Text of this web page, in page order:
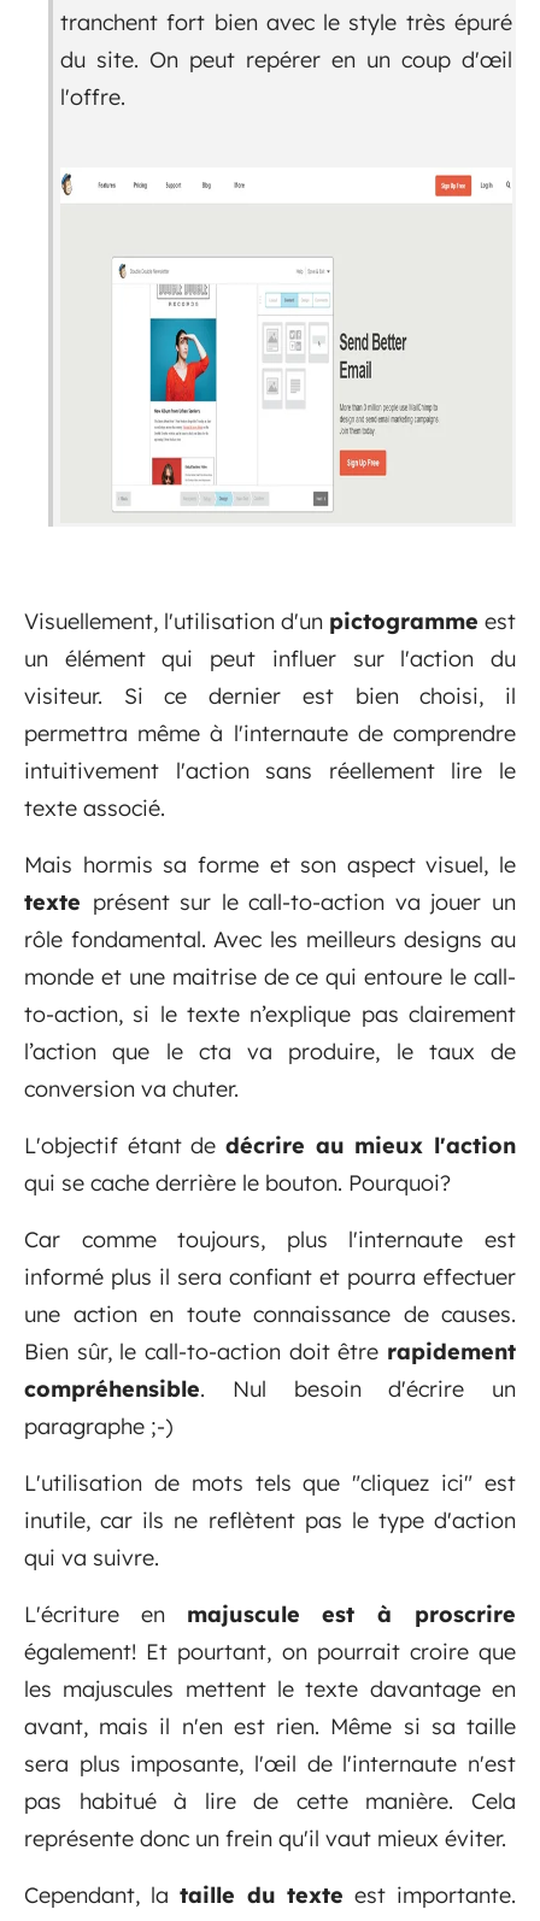
tranchent fort bien avec le style très épuré
du site. On peut repérer en un coup d'œil
l'offre.
Visuellement, l'utilisation d'un pictogramme est
un élément qui peut influer sur l'action du
visiteur. Si ce dernier est bien choisi, il
permettra même à l'internaute de comprendre
intuitivement l'action sans réellement lire le
texte associé.
Mais hormis sa forme et son aspect visuel, le
texte présent sur le call-to-action va jouer un
rôle fondamental. Avec les meilleurs designs au
monde et une maitrise de ce qui entoure le call-
to-action, si le texte n’explique pas clairement
l’action que le cta va produire, le taux de
conversion va chuter.
L'objectif étant de décrire au mieux l'action
qui se cache derrière le bouton. Pourquoi?
Car comme toujours, plus l'internaute est
informé plus il sera confiant et pourra effectuer
une action en toute connaissance de causes.
Bien sûr, le call-to-action doit être rapidement
compréhensible. Nul besoin d'écrire un
paragraphe ;-)
L'utilisation de mots tels que "cliquez ici" est
inutile, car ils ne reflètent pas le type d'action
qui va suivre.
L'écriture en majuscule est à proscrire
également! Et pourtant, on pourrait croire que
les majuscules mettent le texte davantage en
avant, mais il n'en est rien. Même si sa taille
sera plus imposante, l'œil de l'internaute n'est
pas habitué à lire de cette manière. Cela
représente donc un frein qu'il vaut mieux éviter.
Cependant, la taille du texte est importante.